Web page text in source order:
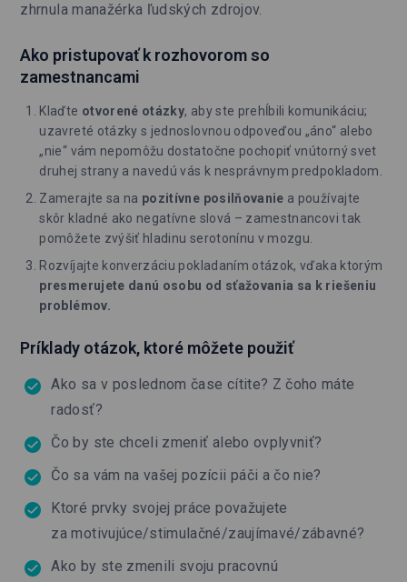
zhrnula manažérka ľudských zdrojov.
Ako pristupovať k rozhovorom so
zamestnancami
Klaďte otvorené otázky, aby ste prehĺbili komunikáciu;
uzavreté otázky s jednoslovnou odpoveďou „áno“ alebo
„nie“ vám nepomôžu dostatočne pochopiť vnútorný svet
druhej strany a navedú vás k nesprávnym predpokladom.
Zamerajte sa na pozitívne posilňovanie a používajte
skôr kladné ako negatívne slová – zamestnancovi tak
pomôžete zvýšiť hladinu serotonínu v mozgu.
Rozvíjajte konverzáciu pokladaním otázok, vďaka ktorým
presmerujete danú osobu od sťažovania sa k riešeniu
problémov.
Príklady otázok, ktoré môžete použiť
Ako sa v poslednom čase cítite? Z čoho máte
radosť?
Čo by ste chceli zmeniť alebo ovplyvniť?
Čo sa vám na vašej pozícii páči a čo nie?
Ktoré prvky svojej práce považujete
za motivujúce/stimulačné/zaujímavé/zábavné?
Ako by ste zmenili svoju pracovnú